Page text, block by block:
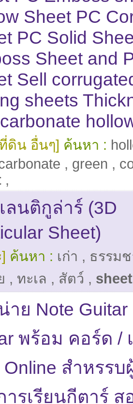
Sheet PC
PC Solid
Sheet and
Sell
sheets
ดิน อื่นๆ] ค้นหา :
, green ,
,
ลนติกูล่าร์ (3D
Sheet)
ค้นหา : เก่า , ธรรม
, ทะเล , สัตว์ , sheet
าย Note Guitar
พร้อม คอร์ด /
สำหรรบ
ารเรียนกีตาร์